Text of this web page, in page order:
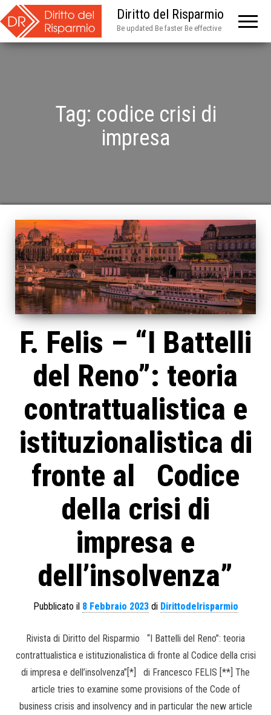
Diritto del Risparmio
Be updated Be faster Be effective
Tag: codice crisi di
impresa
F. Felis – “I Battelli
del Reno”: teoria
contrattualistica e
istituzionalistica di
fronte al Codice
della crisi di
impresa e
dell’insolvenza”
Pubblicato il 8 Febbraio 2023di Dirittodelrisparmio
Rivista di Diritto del Risparmio “I Battelli del Reno”: teoria
contrattualistica e istituzionalistica di fronte al Codice della crisi
di impresa e dell’insolvenza”[*] di Francesco FELIS [**] The
article tries to examine some provisions of the Code of
business crisis and insolvency and in particular the new article